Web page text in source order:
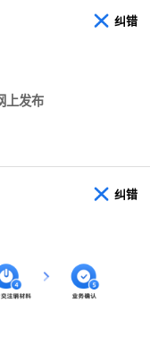
纠错
上发布
纠错